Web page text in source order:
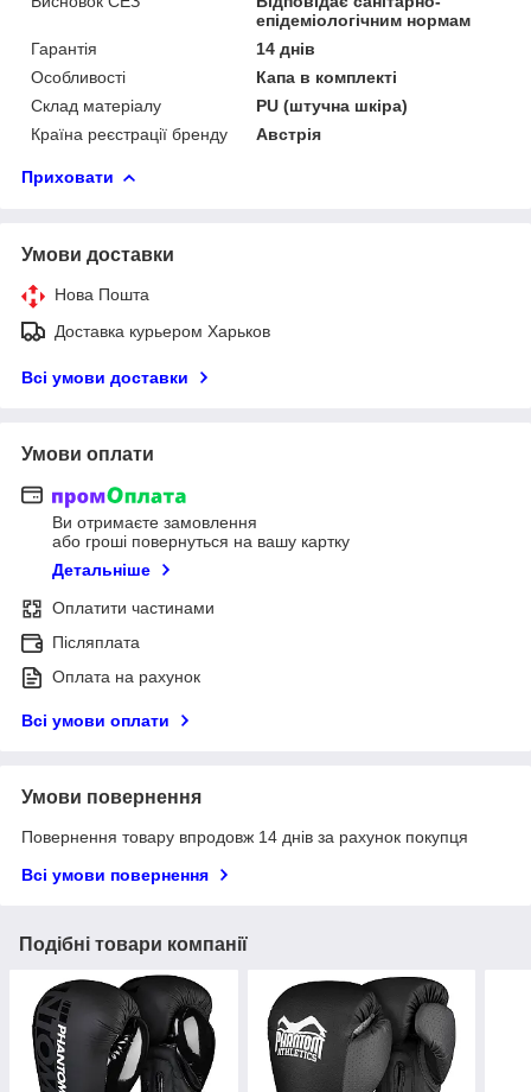
епідеміологічним нормам
Гарантія
14 днів
Особливості
Капа в комплекті
Склад матеріалу
PU (штучна шкіра)
Країна реєстрації бренду
Австрія
Приховати
Умови доставки
Нова Пошта
Доставка курьером Харьков
Всі умови доставки
Умови оплати
Ви отримаєте замовлення
або гроші повернуться на вашу картку
Детальніше
Оплатити частинами
Післяплата
Оплата на рахунок
Всі умови оплати
Умови повернення
Повернення товару впродовж 14 днів за рахунок покупця
Всі умови повернення
Подібні товари компанії